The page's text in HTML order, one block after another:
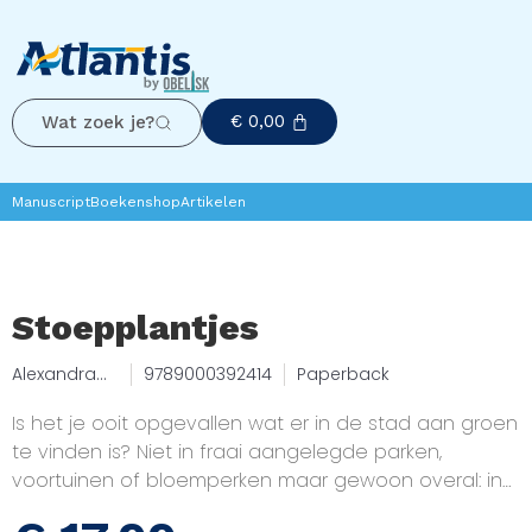
Wat zoek je? € 0,00
ManuscriptBoekenshopArtikelen
Stoepplantjes
Alexandra
Julia
Krohmer
9789000392414 Paperback
Is het je ooit opgevallen wat er in de stad aan groen
te vinden is? Niet in fraai aangelegde parken,
voortuinen of bloemperken maar gewoon overal: in